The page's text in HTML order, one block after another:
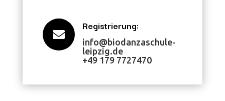

Registrierung:
info@biodanzaschule-
leipzig.de
+49 179 7727470